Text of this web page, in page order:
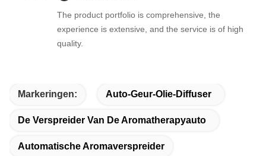
The product portfolio is comprehensive, the
experience is extensive, and the service is of high
quality.
Markeringen: Auto-Geur-Olie-Diffuser
De Verspreider Van De Aromatherapyauto
Automatische Aromaverspreider